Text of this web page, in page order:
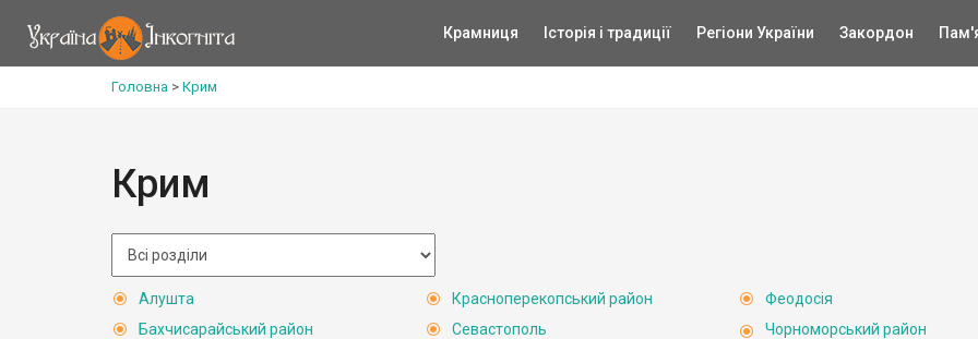
Крамниця Історія і традиції Регіони України Закордон
Головна > Крим
Крим
Алушта
Бахчисарайський район
Красноперекопський район
Севастополь
Феодосія
Чорноморський район